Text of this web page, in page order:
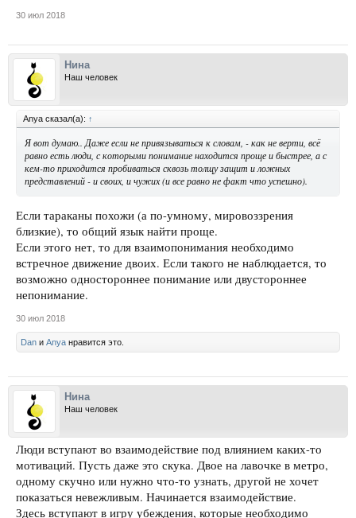
30 июл 2018
Нина
Наш человек
Anya сказал(а): ↑
Я вот думаю.. Даже если не привязываться к словам, - как не верти, всё
равно есть люди, с которыми понимание находится проще и быстрее, а с
кем-то приходится пробиваться сквозь толщу защит и ложных
представлений - и своих, и чужих (и все равно не факт что успешно).
Если тараканы похожи (а по-умному, мировоззрения
близкие), то общий язык найти проще.
Если этого нет, то для взаимопонимания необходимо
встречное движение двоих. Если такого не наблюдается, то
возможно одностороннее понимание или двустороннее
непонимание.
30 июл 2018
Dan и Anya нравится это.
Нина
Наш человек
Люди вступают во взаимодействие под влиянием каких-то
мотиваций. Пусть даже это скука. Двое на лавочке в метро,
одному скучно или нужно что-то узнать, другой не хочет
показаться невежливым. Начинается взаимодействие.
Здесь вступают в игру убеждения, которые необходимо